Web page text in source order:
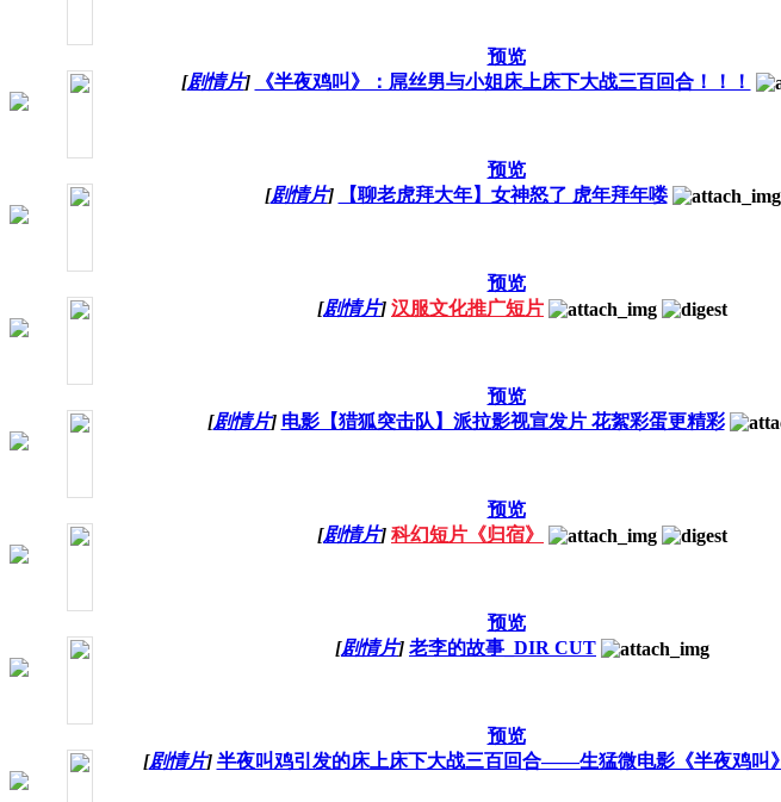
预览
[剧情片]
《半夜鸡叫》：屌丝男与小姐床上床下大战三百回合！！！
预览
[剧情片]
【聊老虎拜大年】女神怒了 虎年拜年喽
预览
[剧情片] 汉服文化推广短片
预览
[剧情片] 电影【猎狐突击队】派拉影视宣发片 花絮彩蛋更精彩
预览
[剧情片] 科幻短片《归宿》
预览
[剧情片] 老李的故事_DIR CUT
预览
[剧情片] 半夜叫鸡引发的床上床下大战三百回合——生猛微电影《半夜鸡叫》